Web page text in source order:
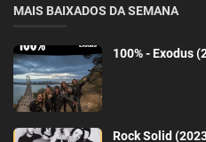
MAIS BAIXADOS DA SEMANA
100% - Exodus
Rock Solid